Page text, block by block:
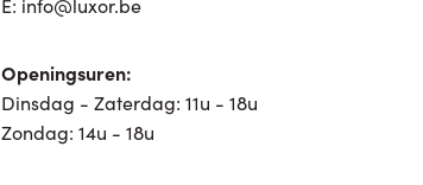
Openingsuren:
Dinsdag - Zaterdag: 11u - 18u
Zondag: 14u - 18u